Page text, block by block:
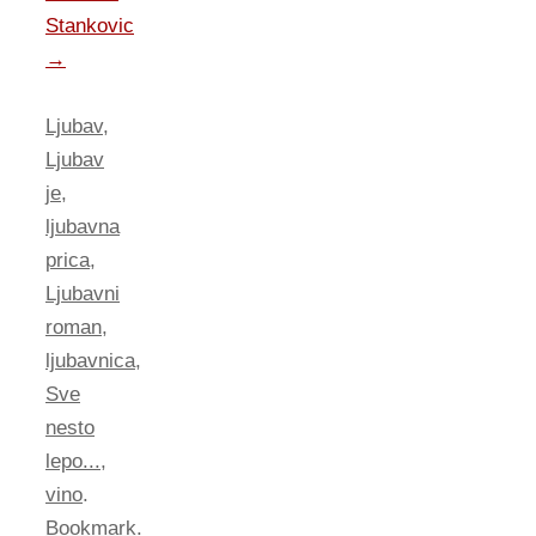
Stankovic
→
Ljubav,
Ljubav
je,
ljubavna
prica,
Ljubavni
roman,
ljubavnica,
Sve
nesto
lepo...,
vino.
Bookmark.